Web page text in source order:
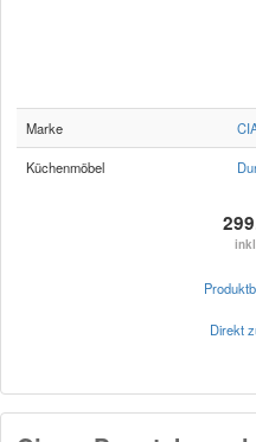
Marke
Küchenmöbel
Direkt